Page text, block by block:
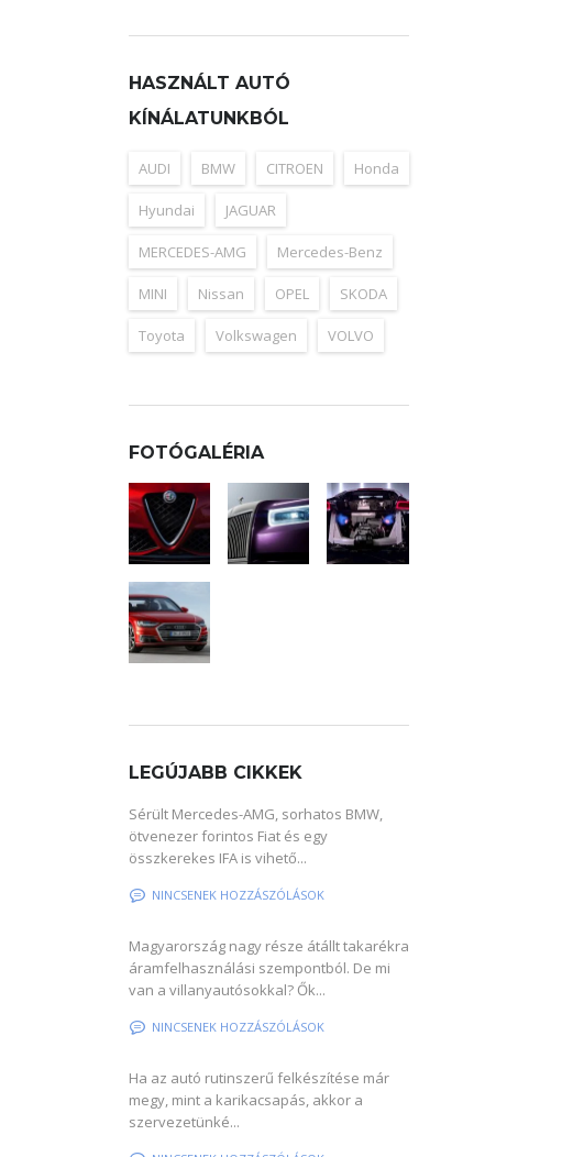
HASZNÁLT AUTÓ
KÍNÁLATUNKBÓL
AUDI BMW CITROEN Honda
Hyundai JAGUAR
MERCEDES-AMG Mercedes-Benz
MINI Nissan OPEL SKODA
Toyota Volkswagen VOLVO
FOTÓGALÉRIA
LEGÚJABB CIKKEK
Sérült Mercedes-AMG, sorhatos BMW,
ötvenezer forintos Fiat és egy
összkerekes IFA is vihető...
NINCSENEK HOZZÁSZÓLÁSOK
Magyarország nagy része átállt takarékra
áramfelhasználási szempontból. De mi
van a villanyautósokkal? Ők...
NINCSENEK HOZZÁSZÓLÁSOK
Ha az autó rutinszerű felkészítése már
megy, mint a karikacsapás, akkor a
szervezetünké...